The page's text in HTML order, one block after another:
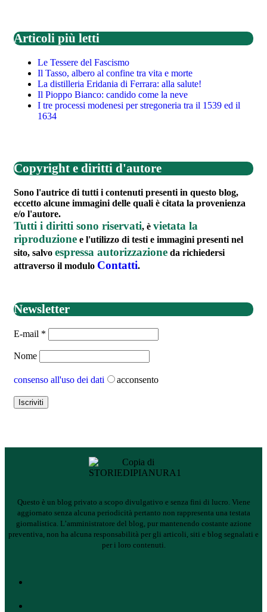
Articoli più letti
Le Tessere del Fascismo
Il Tasso, albero al confine tra vita e morte
La distilleria Eridania di Ferrara: alla salute!
Il Pioppo Bianco: candido come la neve
I tre processi modenesi per stregoneria tra il 1539 ed il
1634
Copyright e diritti d'autore
Sono l'autrice di tutti i contenuti presenti in questo blog,
eccetto alcune immagini delle quali è citata la provenienza
e/o l'autore.
Tutti i diritti sono riservati, è vietata la
riproduzione e l'utilizzo di testi e immagini presenti nel
sito, salvo espressa autorizzazione da richiedersi
attraverso il modulo Contatti.
Newsletter
E-mail *
Nome
consenso all'uso dei dati acconsento
Questo è un blog privato a scopo divulgativo e senza fini di lucro. Viene
aggiornato senza alcuna periodicità pertanto non rappresenta una testata
giornalistica. L’amministratore del blog, pur mantenendo costante azione
preventiva, non ha alcuna responsabilità per gli articoli, siti e blog segnalati e
per i loro contenuti.